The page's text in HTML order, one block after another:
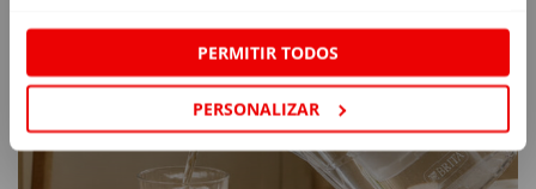
PERMITIR TODOS
PERSONALIZAR